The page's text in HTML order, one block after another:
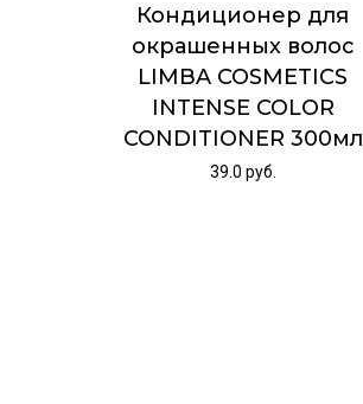
Кондиционер для
окрашенных волос
LIMBA COSMETICS
INTENSE COLOR
CONDITIONER 300мл
39.0 руб.